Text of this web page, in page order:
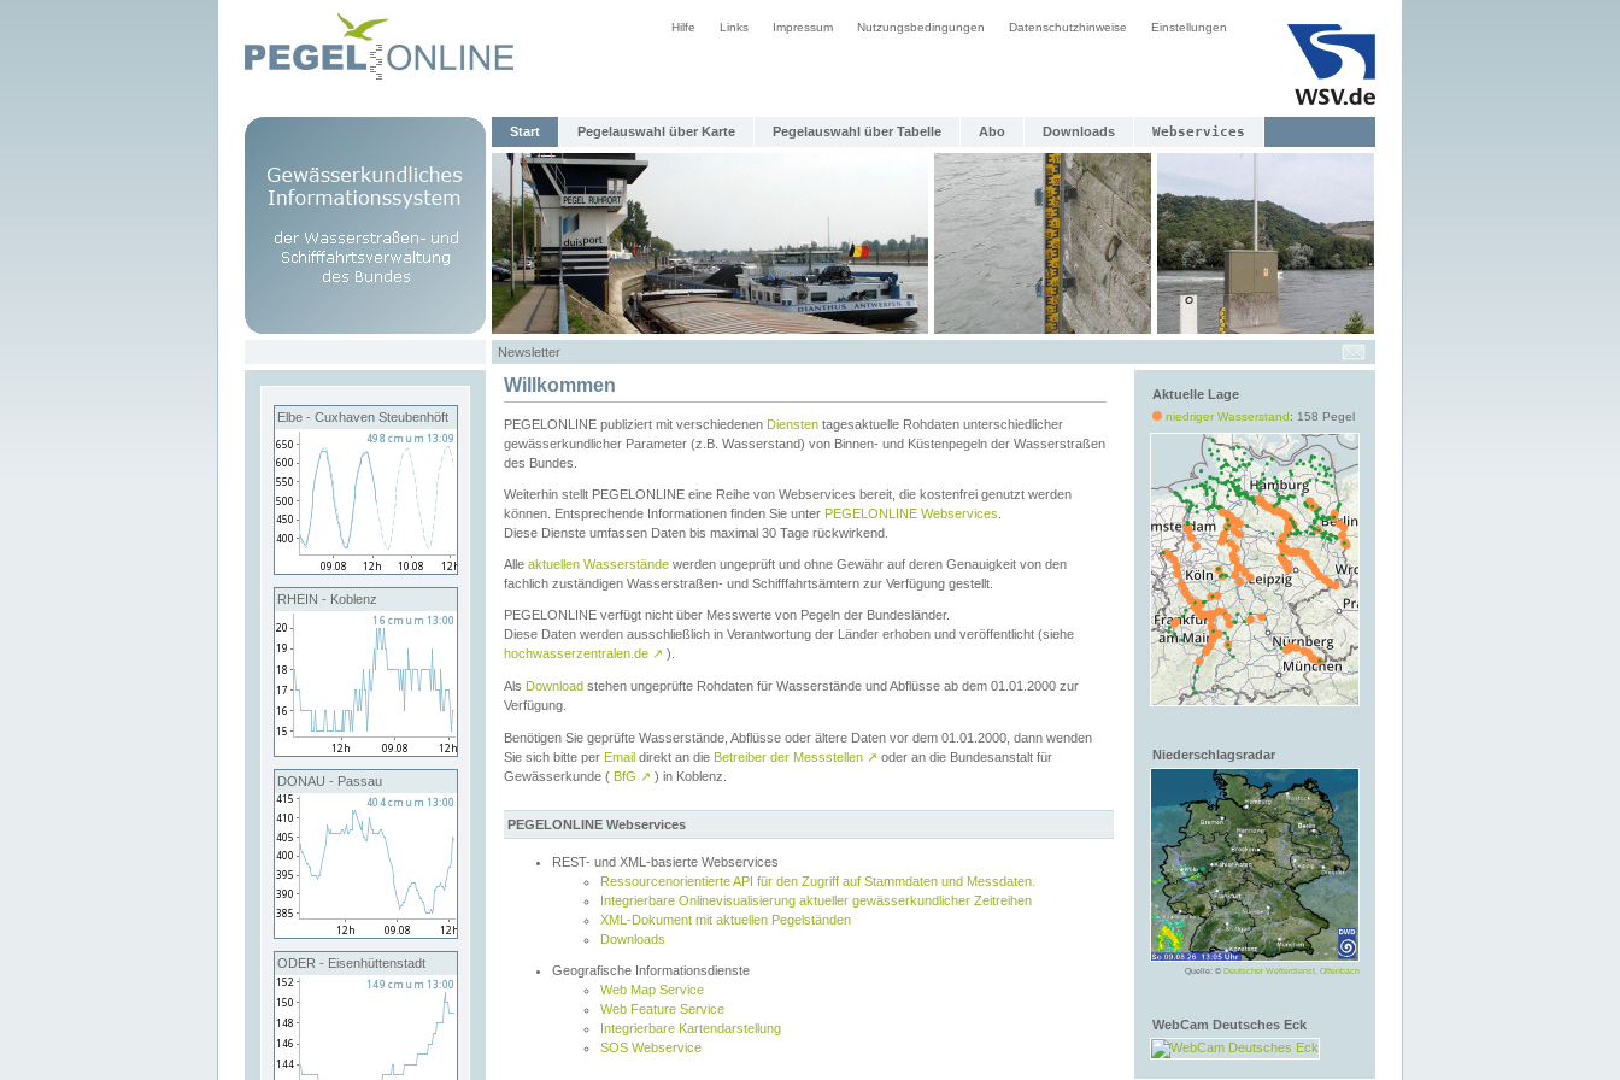
Hilfe Links Impressum Nutzungsbedingungen Datenschutzhinweise Einstellungen
Start Pegelauswahl über Karte Pegelauswahl über Tabelle Abo Downloads Webservices
Newsletter
Elbe - Cuxhaven Steubenhöft
RHEIN - Koblenz
DONAU - Passau
ODER - Eisenhüttenstadt
Aktuelle Lage
niedriger Wasserstand: 158 Pegel
Niederschlagsradar
Quelle: © Deutscher Wetterdienst, Offenbach
WebCam Deutsches Eck
Willkommen
PEGELONLINE publiziert mit verschiedenen Diensten tagesaktuelle Rohdaten unterschiedlicher
gewässerkundlicher Parameter (z.B. Wasserstand) von Binnen- und Küstenpegeln der Wasserstraßen
des Bundes.
Weiterhin stellt PEGELONLINE eine Reihe von Webservices bereit, die kostenfrei genutzt werden
können. Entsprechende Informationen finden Sie unter PEGELONLINE Webservices
Diese Dienste umfassen Daten bis maximal 30 Tage rückwirkend.
Alle aktuellen Wasserstände werden ungeprüft und ohne Gewähr auf deren Genauigkeit von den
fachlich zuständigen Wasserstraßen- und Schifffahrtsämtern zur Verfügung gestellt.
PEGELONLINE verfügt nicht über Messwerte von Pegeln der Bundesländer.
Diese Daten werden ausschließlich in Verantwortung der Länder erhoben und veröffentlicht (siehe
hochwasserzentralen.de ↗ ).
Als Download stehen ungeprüfte Rohdaten für Wasserstände und Abflüsse ab dem 01.01.2000 zur
Verfügung.
Benötigen Sie geprüfte Wasserstände, Abflüsse oder ältere Daten vor dem 01.01.2000, dann wenden
Sie sich bitte per Email direkt an die Betreiber der Messstellen ↗ oder an die Bundesanstalt für
Gewässerkunde ( BfG ↗ ) in Koblenz.
PEGELONLINE Webservices
REST- und XML-basierte Webservices
Ressourcenorientierte API für den Zugriff auf Stammdaten und Messdaten.
Integrierbare Onlinevisualisierung aktueller gewässerkundlicher Zeitreihen
XML-Dokument mit aktuellen Pegelständen
Downloads
Geografische Informationsdienste
Web Map Service
Web Feature Service
Integrierbare Kartendarstellung
SOS Webservice